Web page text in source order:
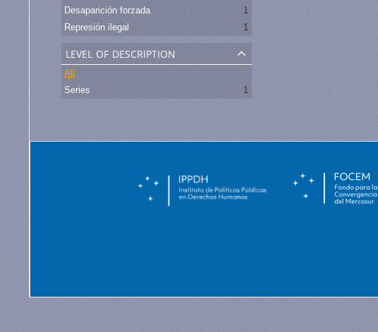
Desaparición forzada
1
Represión ilegal
1
level of description
All
Series
1